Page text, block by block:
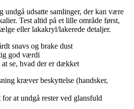
undgå udsatte samlinger, der kan være
Test altid på et lille område først,
eller lakakryl/lakerede detaljer.
snavs og brake dust
god værdi
se, hvad der er dækket
kræver beskyttelse (handsker,
at undgå rester ved glansfuld